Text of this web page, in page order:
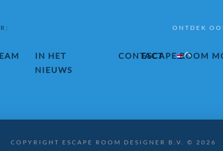
IN HET
NIEUWS
CONTACT
ONTDEK
ESCAPE ROOM
COPYRIGHT ESCAPE ROOM DESIGNER B.V. © 2026